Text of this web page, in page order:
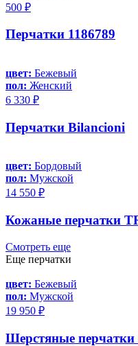
500 ₽
Перчатки 1186789
цвет: Бежевый
пол: Женский
6 330 ₽
Перчатки Bilancioni
цвет: Бордовый
пол: Мужской
14 550 ₽
Кожаные перчатки
Смотреть еще
Еще перчатки
цвет: Бежевый
пол: Мужской
19 950 ₽
Шерстяные перчатки